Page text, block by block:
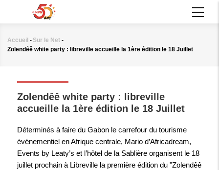
principal
Fil
Accueil - Sur le Net -
Zolendêê white party : libreville accueille la 1ère édition le 18 Juillet
Zolendêê white party : libreville
accueille la 1ère édition le 18 Juillet
Déterminés à faire du Gabon le carrefour du tourisme
événementiel en Afrique centrale, Mario d’Africadream,
Events by Leaty’s et l’hôtel de la Sablière organisent le 18
juillet prochain à Libreville la première édition du "Zolendêê